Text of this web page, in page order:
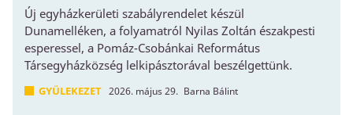
Új egyházkerületi szabályrendelet készül
Dunamelléken, a folyamatról Nyilas Zoltán északpesti
esperessel, a Pomáz-Csobánkai Református
Társegyházközség lelkipásztorával beszélgettünk.
GYÜLEKEZET 2026. május 29. Barna Bálint